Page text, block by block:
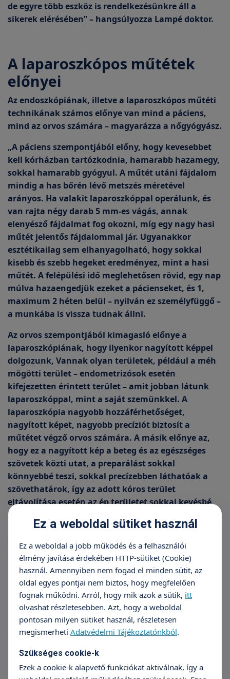
de egyre több eszköz is rendelkezésünkre áll a
sikerek elérésében” – hangsúlyozza Lampé doktor.
A laparoszkópos műtétek
előnyei
Az endoszkópiának, illetve a laparoszkópos műtéti
technikának számos előnye van mind a páciens,
mind az orvos számára – magyarázza a nőgyógyász.
„A páciens szempontjából előny, hogy kevesebbet
kell kórházban tartózkodnia, hamarabb hazamegy,
sokkal hamarabb gyógyul. A műtét utáni fájdalom
mindig a has bőrén lévő metszés méretével
arányos. Ha valakit laparoszkóppal operálunk, és
van rajta négy darab 5 mm-es vágás, annak
elenyésző fájdalmat fog okozni, míg egy nagy hasi
műtét jelentős fájdalommal jár. Ugyanakkor
esztétikailag sem elhanyagolható, hogy sokkal
kisebb és szebb hegeket eredményez, mint a hasi
műtét. A felépülési idő meglehetősen rövid, egy nap
múlva hazaengedjük ezeket a pácienseket, és 1,
maximum 2 héten belül – nyilván ez személyfüggő –
a munkába is vissza tudnak állni.
Az orvos szempontjából kimagasló előnye a
laparoszkópiának, hogy ilyenkor nagyított képpel
dolgozunk, Vannak olyan területek, például a méh
mögötti terület – endometrizósok esetén
kifejezetten érintett terület – amit jobban látunk
laparoszkóppal, mint a saját szemünkkel. A
laparoszkópia nagyobb hozzáférhetőséget,
nagyított képet, nagyobb precíziót biztosít a
műtétet végző orvos számára. A másik előnye az,
hogy ez a nagyított kép a beteg és az egészséges
szövetek közti utat, a preparálást sokkal
könnyebbé teszi, sokkal precízebben láthatóak a
szövethatárok, így az adott kóros terület
eltávolítása esetén az ép területet sokkal kevésbé
roncsoljuk. De előnye az is, hogy a vérzéscsillapítás
sokkal hatékonyabb, tehát ezeknél a műtéteknél a
vérvesztés legtöbbször minimális” – foglalja össze
dr. Lampé Rufolf.
Milyen esetekben segít a
laparoszkópos műtét?
A legtöbb nőgyógyászati betegség, mely műtéti
beavatkozást igényel, kezelhető laparoszkópiával –
mondja dr. Lampé Rudolf. A leggyakoribb eseteink a
miómák, jóindulatú simaizom daganatok,
Ez a weboldal sütiket használ
Ez a weboldal a jobb működés és a felhasználói
élmény javítása érdekében HTTP-sütiket (Cookie)
használ. Amennyiben nem fogad el minden sütit, az
oldal egyes pontjai nem biztos, hogy megfelelően
fognak működni. Arról, hogy mik azok a sütik, itt
olvashat részletesebben. Azt, hogy a weboldal
pontosan milyen sütiket használ, részletesen
megismerheti Adatvédelmi Tájékoztatónkból.
Szükséges cookie-k
Ezek a cookie-k alapvető funkciókat aktiválnak, így a